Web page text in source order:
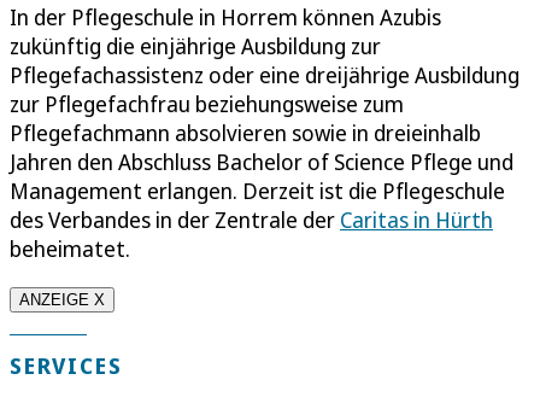
In der Pflegeschule in Horrem können Azubis
zukünftig die einjährige Ausbildung zur
Pflegefachassistenz oder eine dreijährige Ausbildung
zur Pflegefachfrau beziehungsweise zum
Pflegefachmann absolvieren sowie in dreieinhalb
Jahren den Abschluss Bachelor of Science Pflege und
Management erlangen. Derzeit ist die Pflegeschule
des Verbandes in der Zentrale der Caritas in Hürth
beheimatet.
ANZEIGE X
SERVICES